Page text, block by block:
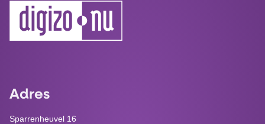
Adres
Sparrenheuvel 16